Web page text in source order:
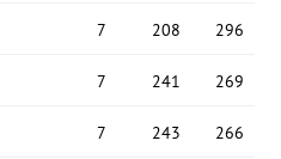
7 208 296
7 241 269
7 243 266